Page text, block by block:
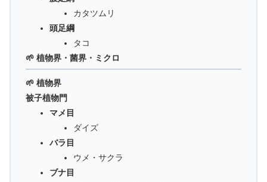
カタツムリ
頭足綱
タコ
🌱 植物界・菌界・ミクロ
🌱 植物界
被子植物門
マメ目
ダイズ
バラ目
ウメ・サクラ
ブナ目